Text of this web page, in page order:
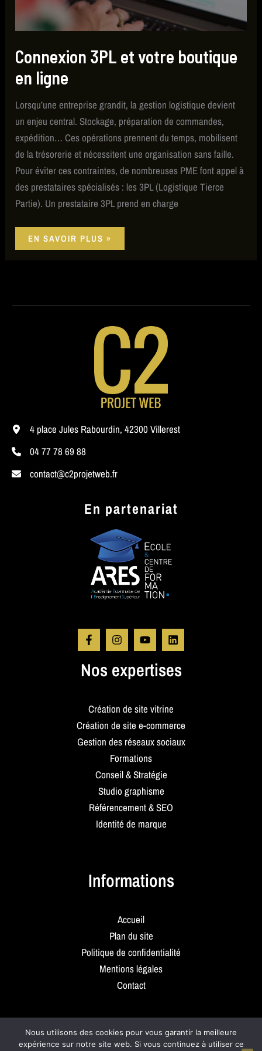
Connexion 3PL et votre boutique
en ligne
Lorsqu’une entreprise grandit, la gestion logistique devient
un enjeu central. Stockage, préparation de commandes,
expédition… Ces opérations prennent du temps, mobilisent
de la trésorerie et nécessitent une organisation sans faille.
Pour éviter ces contraintes, de nombreuses PME font appel à
des prestataires spécialisés : les 3PL (Logistique Tierce
Partie). Un prestataire 3PL prend en charge
EN SAVOIR PLUS »
4 place Jules Rabourdin, 42300 Villerest
04 77 78 69 88
contact@c2projetweb.fr
En partenariat
Nos expertises
Création de site vitrine
Création de site e-commerce
Gestion des réseaux sociaux
Formations
Conseil & Stratégie
Studio graphisme
Référencement & SEO
Identité de marque
Informations
Accueil
Plan du site
Politique de confidentialité
Mentions légales
Contact
Nous utilisons des cookies pour vous garantir la meilleure
expérience sur notre site web. Si vous continuez à utiliser ce